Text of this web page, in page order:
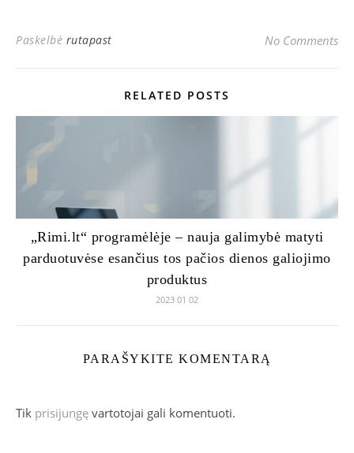
Paskelbė rutapast No Comments
RELATED POSTS
„Rimi.lt“ programėlėje – nauja galimybė matyti
parduotuvėse esančius tos pačios dienos galiojimo
produktus
2023 01 02
PARAŠYKITE KOMENTARĄ
Tik prisijungę vartotojai gali komentuoti.